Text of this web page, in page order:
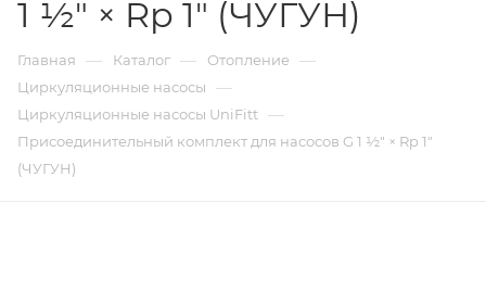
1 ½" × Rp 1" (ЧУГУН)
Главная — Каталог — Отопление —
Циркуляционные насосы —
Циркуляционные насосы UniFitt —
Присоединительный комплект для насосов G 1 ½" × Rp 1"
(ЧУГУН)